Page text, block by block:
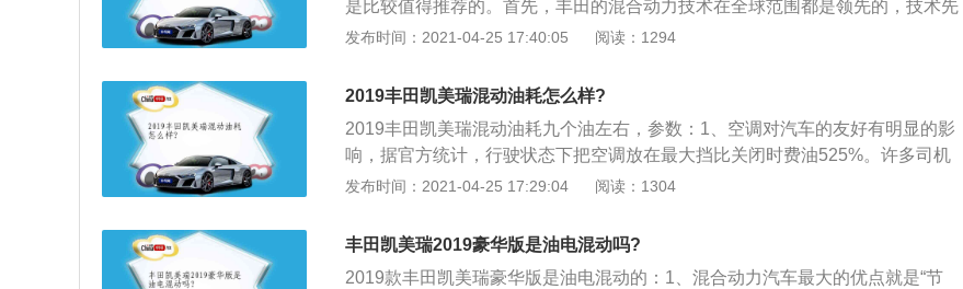
是比较值得推荐的。首先，丰田的混合动力技术在全球范围都是领先的，技术先
进可靠；2、有一种说法是“世界上有两种混合动力，一种是丰田混合动力，另一
另一方面，第八代凯美瑞双擎，官方售价是23.98万起，相比于上一代低了2万，
但是各方面都有了很大的提升；4、全球十佳的双擎发动机，全新的底盘和悬
架，动力更强了，行驶质感也明显提升。再加上多出来的抬头显示、TSS智行安
全套装、胎压监测、前后驻车雷达、自动驻车、全景天窗、车载空气净化器等，
不管是从性价比还是从驾驶体验来看，都是提升了很多的。
发布时间：2021-04-25 17:40:05 阅读：1294
2019丰田凯美瑞混动油耗怎么样?
2019丰田凯美瑞混动油耗九个油左右，参数：1、空调对汽车的友好有明显的影
响，据官方统计，行驶状态下把空调放在最大挡比关闭时费油525%。许多司机
朋友无论什么时候都喜欢起车之后直接把空调打开。这其实啊，空调做了很多无
FS，也就是说在行驶相同距离的情况下，汽车的重量越大，所作的功也就越大，
导致油耗也会越高；3、急加速和急刹车。这种情况会使汽车比平常驾驶的油
发布时间：2021-04-25 17:29:04 阅读：1304
丰田凯美瑞2019豪华版是油电混动吗?
2019款丰田凯美瑞豪华版是油电混动的：1、混合动力汽车最大的优点就是“节